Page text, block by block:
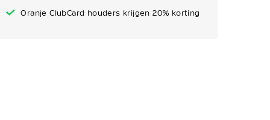
Oranje ClubCard houders krijgen 20% korting